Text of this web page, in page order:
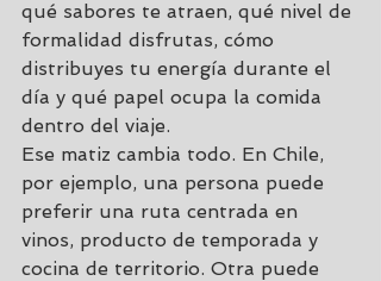
qué sabores te atraen, qué nivel de
formalidad disfrutas, cómo
distribuyes tu energía durante el
día y qué papel ocupa la comida
dentro del viaje.
Ese matiz cambia todo. En Chile,
por ejemplo, una persona puede
preferir una ruta centrada en
vinos, producto de temporada y
cocina de territorio. Otra puede